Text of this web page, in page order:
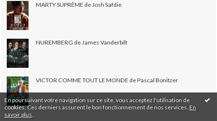
En poursuivant votre navigation sur ce site, vous acceptez l'utilisation de
cookies. Ces derniers assurent le bon fonctionnement de nos services. En
savoir plus
MARTY SUPRÊME de Josh Safdie
NUREMBERG de James Vanderbilt
VICTOR COMME TOUT LE MONDE de Pascal Bonitzer